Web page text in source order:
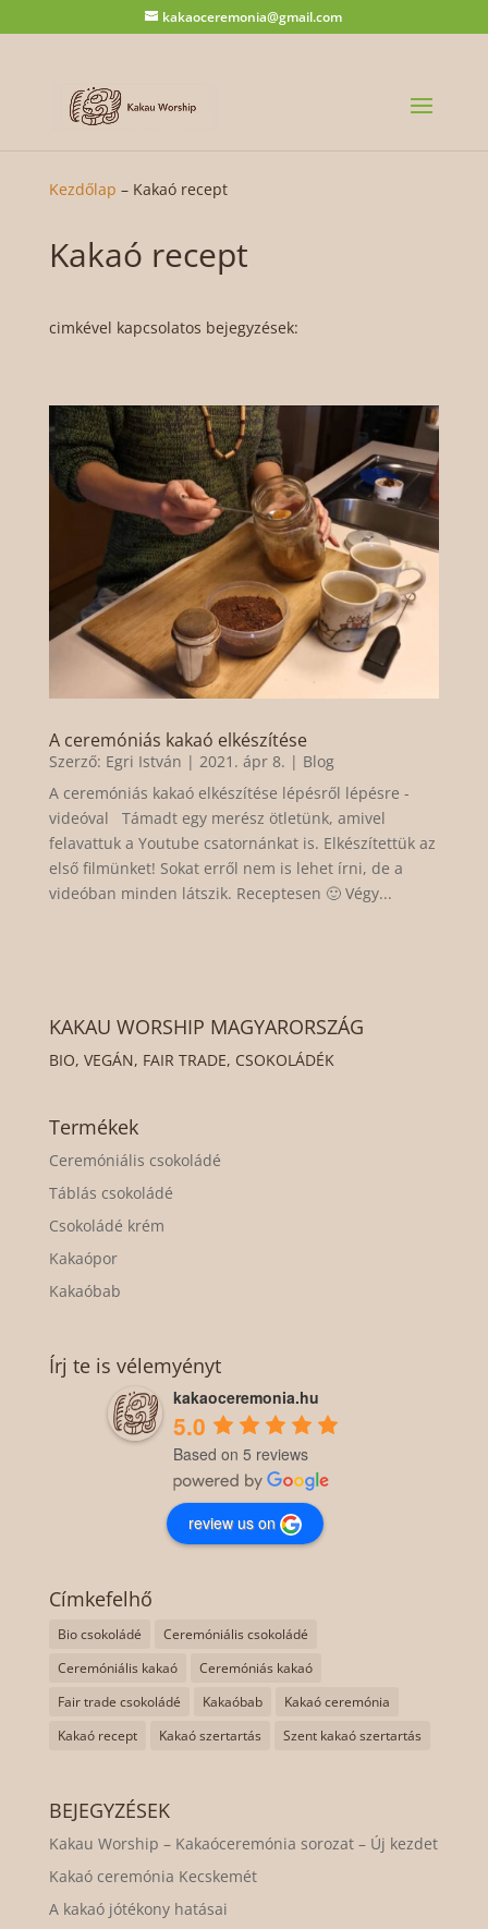
kakaoceremonia@gmail.com
Kezdőlap – Kakaó recept
Kakaó recept
cimkével kapcsolatos bejegyzések:
A ceremóniás kakaó elkészítése
Szerző: Egri István | 2021. ápr 8. | Blog
A ceremóniás kakaó elkészítése lépésről lépésre -
videóval Támadt egy merész ötletünk, amivel
felavattuk a Youtube csatornánkat is. Elkészítettük az
első filmünket! Sokat erről nem is lehet írni, de a
videóban minden látszik. Receptesen 🙂 Végy...
KAKAU WORSHIP MAGYARORSZÁG
BIO, VEGÁN, FAIR TRADE, CSOKOLÁDÉK
Termékek
Ceremóniális csokoládé
Táblás csokoládé
Csokoládé krém
Kakaópor
Kakaóbab
Írj te is vélemyényt
kakaoceremonia.hu
5.0
Based on 5 reviews
review us on
Címkefelhő
Bio csokoládé
Ceremóniális csokoládé
Ceremóniális kakaó
Ceremóniás kakaó
Fair trade csokoládé
Kakaóbab
Kakaó ceremónia
Kakaó recept
Kakaó szertartás Szent kakaó szertartás
BEJEGYZÉSEK
Kakau Worship – Kakaóceremónia sorozat – Új kezdet
Kakaó ceremónia Kecskemét
A kakaó jótékony hatásai